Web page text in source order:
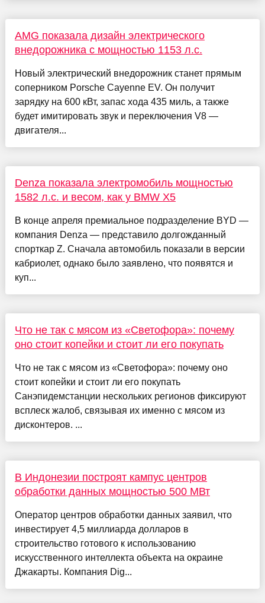
AMG показала дизайн электрического
внедорожника с мощностью 1153 л.с.
Новый электрический внедорожник станет прямым
соперником Porsche Cayenne EV. Он получит
зарядку на 600 кВт, запас хода 435 миль, а также
будет имитировать звук и переключения V8 —
двигателя...
Denza показала электромобиль мощностью
1582 л.с. и весом, как у BMW X5
В конце апреля премиальное подразделение BYD —
компания Denza — представило долгожданный
спорткар Z. Сначала автомобиль показали в версии
кабриолет, однако было заявлено, что появятся и
куп...
Что не так с мясом из «Светофора»: почему
оно стоит копейки и стоит ли его покупать
Что не так с мясом из «Светофора»: почему оно
стоит копейки и стоит ли его покупать
Санэпидемстанции нескольких регионов фиксируют
всплеск жалоб, связывая их именно с мясом из
дисконтеров. ...
В Индонезии построят кампус центров
обработки данных мощностью 500 МВт
Оператор центров обработки данных заявил, что
инвестирует 4,5 миллиарда долларов в
строительство готового к использованию
искусственного интеллекта объекта на окраине
Джакарты. Компания Dig...